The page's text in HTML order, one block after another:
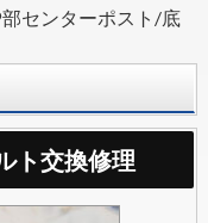
部センターポスト/底
ト交換修理